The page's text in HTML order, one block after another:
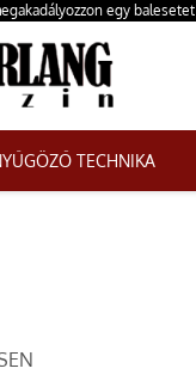
egy balesetet
TECHNIKA